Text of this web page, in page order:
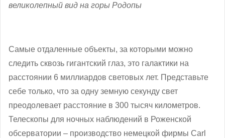
великолепный вид на горы Родопы
Самые отдаленные объекты, за которыми можно
следить сквозь гигантский глаз, это галактики на
расстоянии 6 миллиардов световых лет. Представьте
себе только, что за одну земную секунду свет
преодолевает расстояние в 300 тысяч километров.
Телескопы для ночных наблюдений в Роженской
обсерватории – производство немецкой фирмы Carl